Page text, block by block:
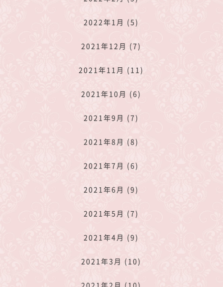
2022年1月 (5)
2021年12月 (7)
2021年11月 (11)
2021年10月 (6)
2021年9月 (7)
2021年8月 (8)
2021年7月 (6)
2021年6月 (9)
2021年5月 (7)
2021年4月 (9)
2021年3月 (10)
2021年2月 (10)